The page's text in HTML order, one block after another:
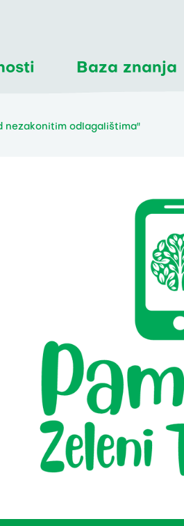
Baza znanja
nezakonitim odlagalištima"